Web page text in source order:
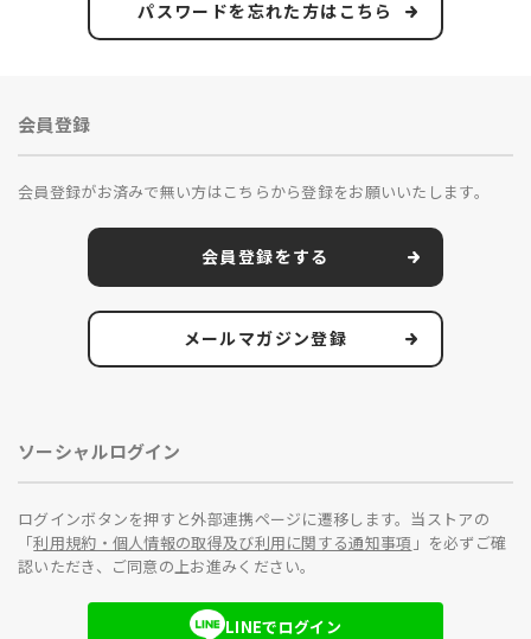
パスワードを忘れた方はこちら
会員登録
会員登録がお済みで無い方はこちらから登録をお願いいたします。
会員登録をする
メールマガジン登録
ソーシャルログイン
ログインボタンを押すと外部連携ページに遷移します。当ストアの
「利用規約・個人情報の取得及び利用に関する通知事項 」を必ずご確
認いただき、ご同意の上お進みください。
LINEでログイン